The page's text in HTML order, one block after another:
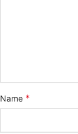
Name *